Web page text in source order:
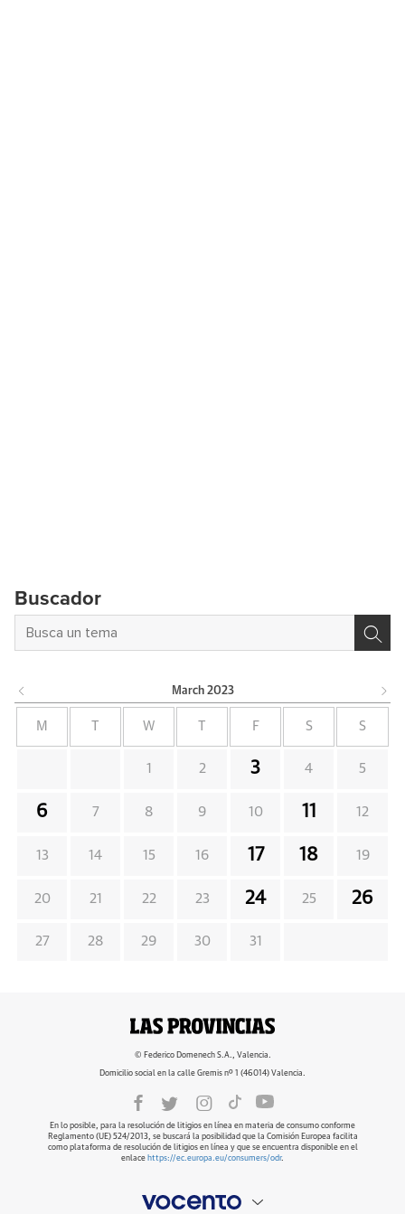
Buscador
March 2023
M W F S S
1 2 3 4 5
6 7 8 9 10 11 12
13 14 15 16 17 18 19
20 21 22 23 24 25 26
27 28 29 30 31
© Federico Domenech S.A., Valencia.
Domicilio social en la calle Gremis nº 1 (46014) Valencia.
En lo posible, para la resolución de litigios en línea en materia de consumo conforme
Reglamento (UE) 524/2013, se buscará la posibilidad que la Comisión Europea facilita
como plataforma de resolución de litigios en línea y que se encuentra disponible en el
enlace https://ec.europa.eu/consumers/odr.